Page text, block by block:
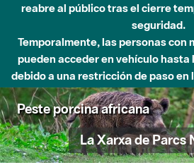
reabre al público tras el cierre
seguridad.
Temporalmente, las personas con
pueden acceder en vehículo
debido a una restricción de paso en
Peste porcina africana
La Xarxa de Parcs